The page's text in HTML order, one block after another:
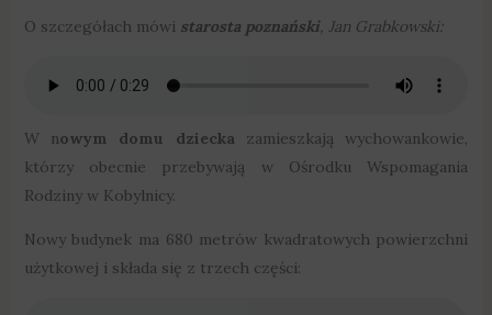
O szczegółach mówi starosta poznański, Jan Grabkowski:
W nowym domu dziecka zamieszkają wychowankowie,
którzy obecnie przebywają w Ośrodku Wspomagania
Rodziny w Kobylnicy.
Nowy budynek ma 680 metrów kwadratowych powierzchni
użytkowej i składa się z trzech części: